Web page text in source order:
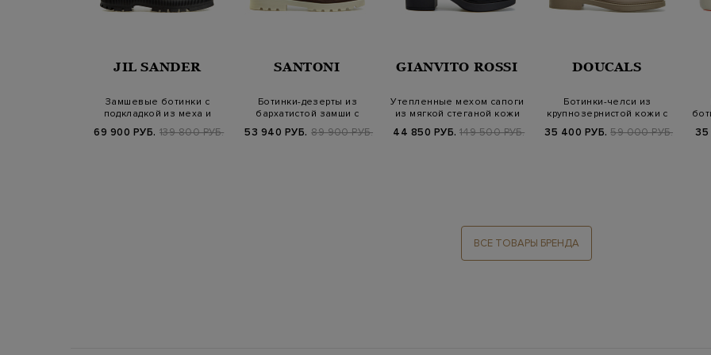
JIL SANDER
Замшевые ботинки с
подкладкой из меха и
69 900 РУБ. 139 800 РУБ.
SANTONI
Ботинки-дезерты из
бархатистой замши с
53 940 РУБ. 89 900 РУБ.
GIANVITO ROSSI
Утепленные мехом сапоги
из мягкой стеганой кожи
44 850 РУБ. 149 500 РУБ.
DOUCALS
Ботинки-челси из
крупнозернистой кожи с
35 400 РУБ. 59 000 РУБ. 35
ВСЕ ТОВАРЫ БРЕНДА